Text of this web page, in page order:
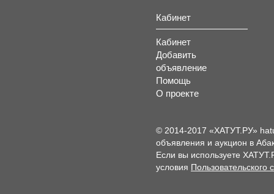
Кабинет
Кабинет
Добавить
объявление
Помощь
О проекте
© 2014-2017 «ХАТУТ.РУ»
объявления и аукцион в
Если вы используете
условия Пользовательского